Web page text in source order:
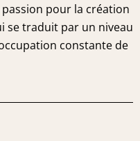
pour la création
se traduit par un niveau
constante de